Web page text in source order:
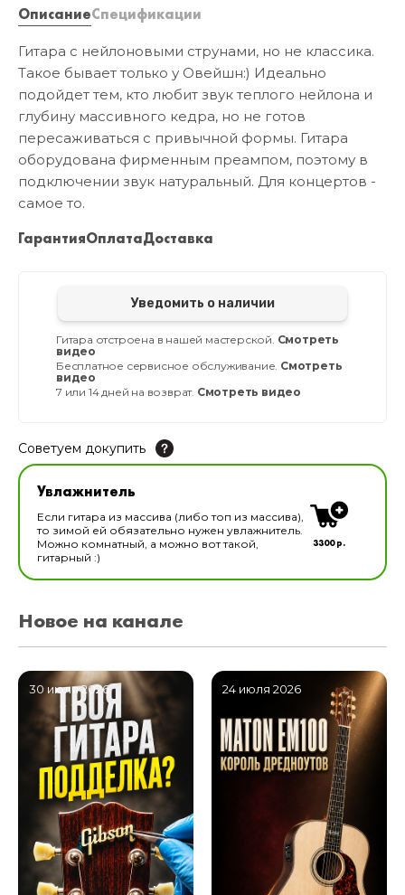
ОписаниеСпецификации
Гитара с нейлоновыми струнами, но не классика.
Такое бывает только у Овейшн:) Идеально
подойдет тем, кто любит звук теплого нейлона и
глубину массивного кедра, но не готов
пересаживаться с привычной формы. Гитара
оборудована фирменным преампом, поэтому в
подключении звук натуральный. Для концертов -
самое то.
ГарантияОплатаДоставка
Уведомить о наличии
Гитара отстроена в нашей мастерской. Смотреть
видео
Бесплатное сервисное обслуживание. Смотреть
видео
7 или 14 дней на возврат. Смотреть видео
Советуем докупить
Увлажнитель для музыкальных инструментов
В наличии
Увлажнитель
Если гитара из массива (либо топ из массива),
то зимой ей обязательно нужен увлажнитель.
Можно комнатный, а можно вот такой,
гитарный :)
3300 р.
Новое на канале
30 июля 2026 24 июля 2026